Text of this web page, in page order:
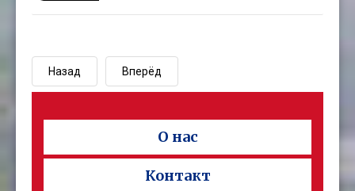
Назад Вперёд
О нас
Контакт